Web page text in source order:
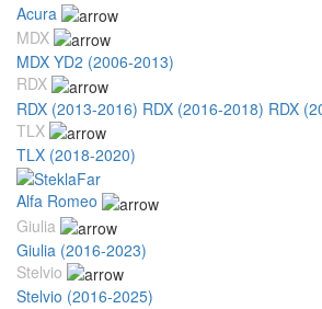
Acura
MDX
MDX YD2 (2006-2013)
RDX
RDX (2013-2016) RDX (2016-2018) RDX
TLX
TLX (2018-2020)
Alfa Romeo
Giulia
Giulia (2016-2023)
Stelvio
Stelvio (2016-2025)